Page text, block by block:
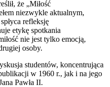
że „Miłość
niezwykle aktualnym,
refleksję
etykę spotkania
nie jest tylko emocją,
osoby.
studentów, koncentrująca
w 1960 r., jak i na jego
Pawła II.